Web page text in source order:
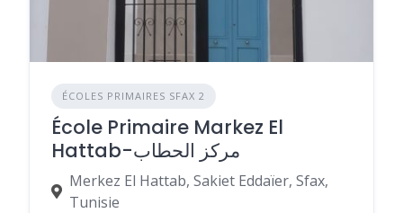
ÉCOLES PRIMAIRES SFAX 2
École Primaire Markez El
Hattab-مركز الحطاب
Merkez El Hattab, Sakiet Eddaïer, Sfax,
Tunisie